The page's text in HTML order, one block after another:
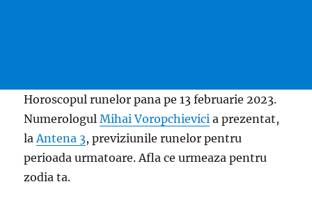
Horoscopul runelor pana pe 13 februarie 2023.
NumerologulMihai Voropchievici a prezentat,
laAntena 3, previziunile runelor pentru
perioada urmatoare. Afla ce urmeaza pentru
zodia ta.